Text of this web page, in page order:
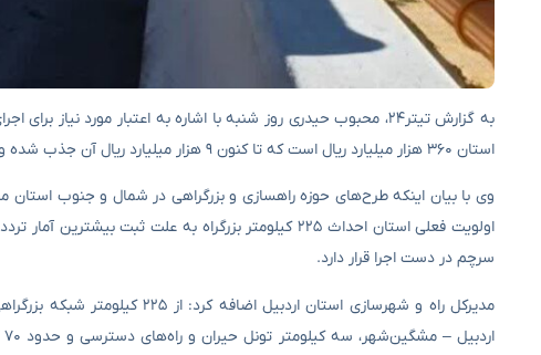
به گزارش تیتر۲۴، محبوب حیدری روز شنبه با اشاره به اعتبار مورد
استان ۳۶۰ هزار میلیارد ریال است که تا کنون ۹ هزار میلیارد ریال آن جذب شده و برای اختصاص بقیه اعتبار هم پیگیری‌های لازم صورت گرفته است.
وی با بیان اینکه طرح‌های حوزه راهسازی و بزرگراهی در شمال و جنوب
سرچم در دست اجرا قرار دارد.